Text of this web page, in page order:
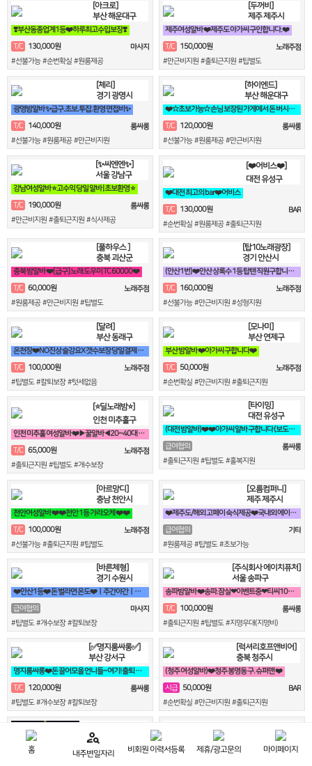
[아크로]
부산 해운대구
❣️부산동종업계1등❤️하루최고수입보장❣️
T/C
130,000원
마사지
#선불가능 #순번확실 #원룸제공
[두꺼비]
제주 제주시
제주여성알바 ❤️제주도 아가씨 구인합니다.❤️
T/C 150,000원
노래주점
#만근비지원 #출퇴근지원 #팁별도
[체리]
경기 광명시
광명밤알바 ✨급구.초보.투잡.환영 면접비✨
T/C
140,000원
룸싸롱
#선불가능 #원룸제공 #만근비지원
[하이엔드]
부산 해운대구
❤️☆초보가능☆ 손님 보장된 가게에서 돈 버시는데만 집중하세요!!❤️
T/C 120,000원
룸싸롱
#선불가능 #원룸제공 #만근비지원
[✨씨엔엔✨]
서울 강남구
강남여성알바 ⭐고수익 당일 알바 | 초보환영 ⭐
T/C
190,000원
룸싸롱
#만근비지원 #출퇴근지원 #식사제공
[❤️어비스❤️]
대전 유성구
❤️대전 최고의 bar❤️어비스
T/C
130,000원
BAR
#순번확실 #원룸제공 #출퇴근지원
[풀하우스 ]
충북 괴산군
충북 밤알바 ❤️[급구] 노래 도우미 TC 60000❤️
T/C 60,000원
노래주점
#원룸제공 #만근비지원 #팁별도
[탑10노래광장]
경기 안산시
(안산1번)❤️안산 상록수 1등 탑텐 직원구합니다❤️
T/C 160,000원
노래주점
#선불가능 #만근비지원 #성형지원
[달려]
부산 동래구
온천장❤️NO진상 술강요X 갯수보장 당일결제 공주님모집❤️
T/C
100,000원
노래주점
#팁별도 #칼퇴보장 #텃세없음
[모나미]
부산 연제구
부산 밤알바 ❤️아가씨 구합니다❤️
T/C 50,000원
노래주점
#순번확실 #만근비지원 #출퇴근지원
[⭐딜노래밤⭐]
인천 미추홀구
인천 미추홀 여성알바 ❤️▶꿀알바◀20~40대 콜걱정NO❤️
T/C 65,000원
노래주점
#출퇴근지원 #팁별도 #개수보장
[타이밍]
대전 유성구
(대전 밤알바)❤️❤️아가씨 알바 구합니다 (보도사무실x)❤️❤️
급여협의
룸싸롱
#출퇴근지원 #팁별도 #홀복지원
[아르망디]
충남 천안시
천안여성알바 ❤️❤️천안 1등 가라오케 ❤️❤️
T/C
100,000원
노래주점
#선불가능 #출퇴근지원 #팁별도
[오름컴퍼니]
제주 제주시
❤️제주도/해외 고페이 숙식제공❤️국내외 에이전시
급여협의
기타
#원룸제공 #팁별도 #초보가능
[바른체형]
경기 수원시
❤️안산1등❤️ 돈 벌라면 온도❤️ㅣ주간야간ㅣ자유근무ㅣ알바 대환영
급여협의
마사지
#팁별도 #개수보장 #칼퇴보장
[주식회사 에이치퓨처]
서울 송파구
송파밤알바 ❤️송파.잠실❤이벤트중❤티씨10만❤평균10개❤️
T/C 100,000원
룸싸롱
#출퇴근지원 #팁별도 #지명우대(지명비)
[✅명지룸싸롱✅]
부산 강서구
명지룸싸롱❤️돈 끌어모을 언니들~여기! 출퇴 지원!!❤️
T/C
120,000원
룸싸롱
#팁별도 #개수보장 #칼퇴보장
[럭셔리호프앤비어]
충북 청주시
(청주 여성알바)❤️청주 봉명동 구. 슈퍼맨 ❤️
시급 50,000원
BAR
#순번확실 #만근비지원 #출퇴근지원
[수가요주점]
대전 유성구
인천 연수구
(연수동알바)❤️★ 연수동 NO1 갯수 보장 ★ 최고의 근무환경★❤️
홈 내주변일자리 비회원 이력서등록 제휴/광고문의 마이페이지